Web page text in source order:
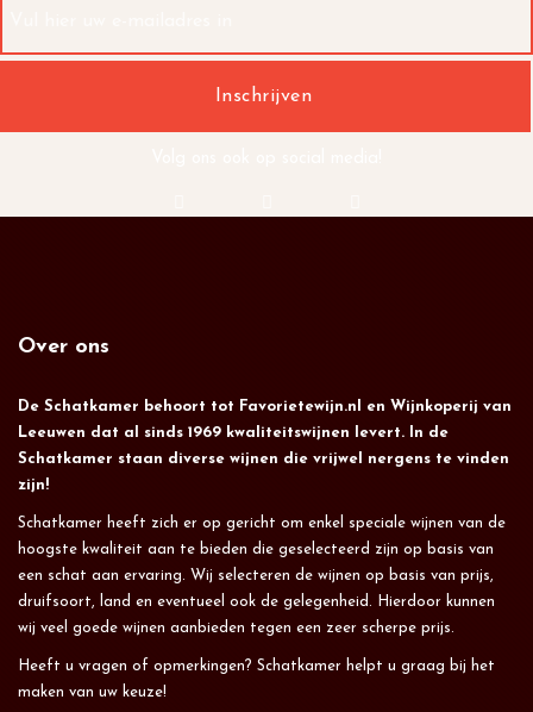
Over ons
De Schatkamer behoort tot Favorietewijn.nl en Wijnkoperij van
Leeuwen dat al sinds 1969 kwaliteitswijnen levert. In de
Schatkamer staan diverse wijnen die vrijwel nergens te vinden
zijn!
Schatkamer heeft zich er op gericht om enkel speciale wijnen van de
hoogste kwaliteit aan te bieden die geselecteerd zijn op basis van
een schat aan ervaring. Wij selecteren de wijnen op basis van prijs,
druifsoort, land en eventueel ook de gelegenheid. Hierdoor kunnen
wij veel goede wijnen aanbieden tegen een zeer scherpe prijs.
Heeft u vragen of opmerkingen? Schatkamer helpt u graag bij het
maken van uw keuze!